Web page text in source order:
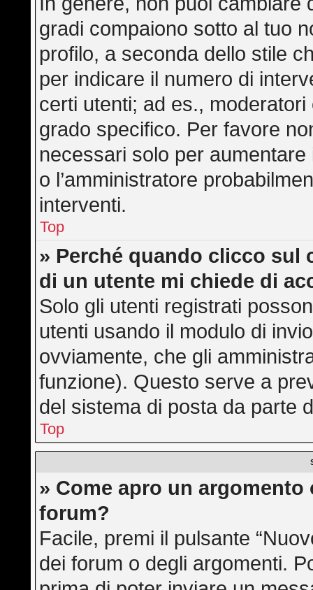
gradi compaiono sotto al tuo
profilo, a seconda dello stile
per indicare il numero di
certi utenti; ad es.,
grado specifico. Per favore
necessari solo per
o l’amministratore
interventi.
Top
» Perché quando clicco sul
di un utente mi chiede di
Solo gli utenti registrati
utenti usando il modulo di
ovviamente, che gli
funzione). Questo serve a
del sistema di posta da parte
Top
» Come apro un
forum?
Facile, premi il pulsante
dei forum o degli argomenti.